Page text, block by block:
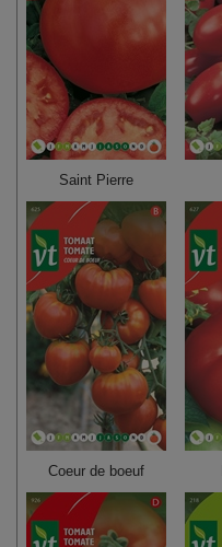
Saint Pierre
Coeur de boeuf